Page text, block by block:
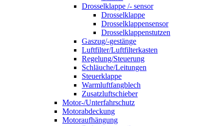
Drosselklappe /- sensor
Drosselklappe
Drosselklappensensor
Drosselklappenstutzen
Gaszug/-gestänge
Luftfilter/Luftfilterkasten
Regelung/Steuerung
Schläuche/Leitungen
Steuerklappe
Warmluftfangblech
Zusatzluftschieber
Motor-/Unterfahrschutz
Motorabdeckung
Motoraufhängung